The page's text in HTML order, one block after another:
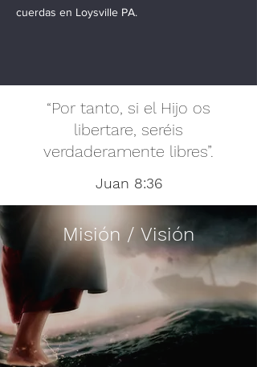
cuerdas en Loysville PA.
“Por tanto, si el Hijo os
libertare, seréis
verdaderamente libres”.
Juan 8:36
Misión / Visión